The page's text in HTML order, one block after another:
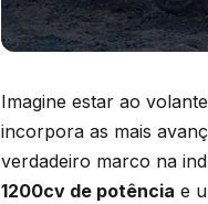
Imagine estar ao
incorpora as mais
verdadeiro marco na
1200cv de potência e